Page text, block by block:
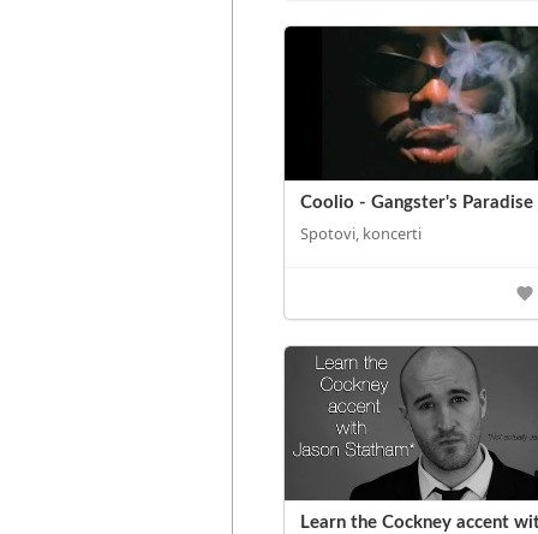
Coolio - Gangster's Paradise
Spotovi, koncerti
Learn the Cockney accent